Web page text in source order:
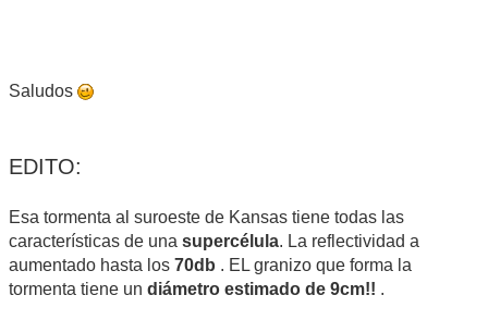
Saludos
EDITO:
Esa tormenta al suroeste de Kansas tiene todas las
características de una supercélula. La reflectividad a
aumentado hasta los 70db . EL granizo que forma la
tormenta tiene un diámetro estimado de 9cm!! .